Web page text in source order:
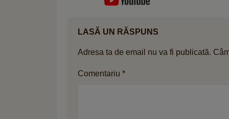
LASĂ UN RĂSPUNS
Adresa ta de email nu va fi publicată.
Comentariu *